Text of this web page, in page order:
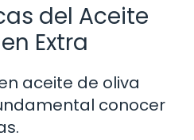
del Aceite
Extra
aceite de oliva
conocer